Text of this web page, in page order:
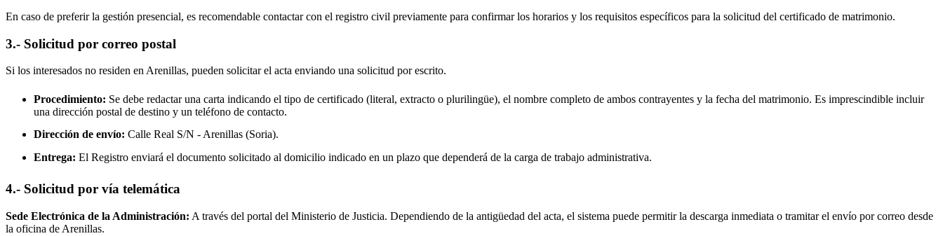
En caso de preferir la gestión presencial, es recomendable contactar con el registro civil previamente para confirmar los horarios y los requisitos específicos para la solicitud del certificado de matrimonio.
3.- Solicitud por correo postal
Si los interesados no residen en Arenillas, pueden solicitar el acta enviando una solicitud por escrito.
Procedimiento: Se debe redactar una carta indicando el tipo de certificado (literal, extracto o plurilingüe), el nombre completo de ambos contrayentes y la fecha del matrimonio. Es imprescindible incluir
una dirección postal de destino y un teléfono de contacto.
Dirección de envío: Calle Real S/N -Arenillas (Soria).
Entrega: El Registro enviará el documento solicitado al domicilio indicado en un plazo que dependerá de la carga de trabajo administrativa.
4.- Solicitud por vía telemática
Sede Electrónica de la Administración: A través del portal del Ministerio de Justicia. Dependiendo de la antigüedad del acta, el sistema puede permitir la descarga inmediata o tramitar el envío por correo desde
la oficina de Arenillas.